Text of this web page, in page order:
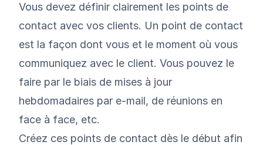
Vous devez définir clairement les points de
contact avec vos clients. Un point de contact
est la façon dont vous et le moment où vous
communiquez avec le client. Vous pouvez le
faire par le biais de mises à jour
hebdomadaires par e-mail, de réunions en
face à face, etc.
Créez ces points de contact dès le début afin